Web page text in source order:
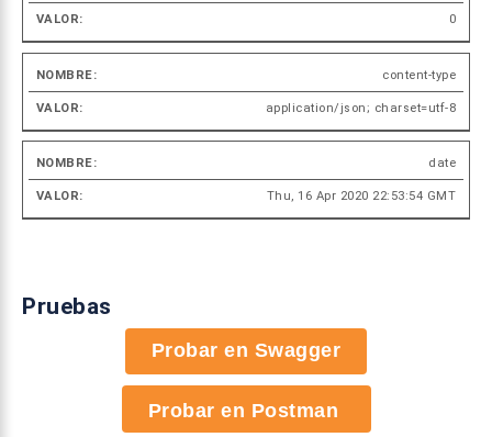
0
content-type
application/json; charset=utf-8
date
Thu, 16 Apr 2020 22:53:54 GMT
Pruebas
Probar en Swagger